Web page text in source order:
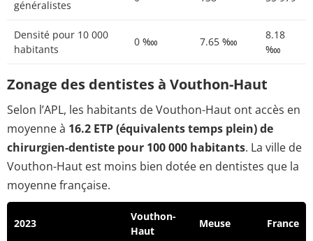
généralistes
Densité pour 10 000
habitants
0 ‱ 7.65 ‱
8.18
‱
Zonage des dentistes à Vouthon-Haut
Selon l’APL, les habitants de Vouthon-Haut ont accès en
moyenne à 16.2 ETP (équivalents temps plein) de
chirurgien-dentiste pour 100 000 habitants. La ville de
Vouthon-Haut est moins bien dotée en dentistes que la
moyenne française.
2023
Vouthon-
Haut
Meuse France